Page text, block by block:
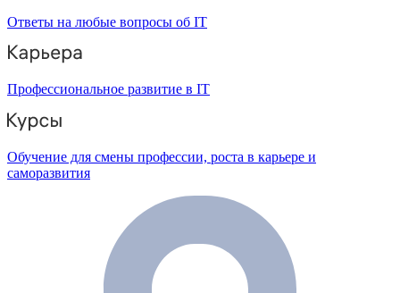
Ответы на любые вопросы об IT
Профессиональное развитие в IT
Обучение для смены профессии, роста в карьере и
саморазвития